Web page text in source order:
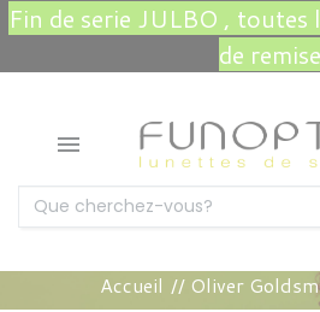
Fin de serie JULBO ,
de remise

Accueil Oliver